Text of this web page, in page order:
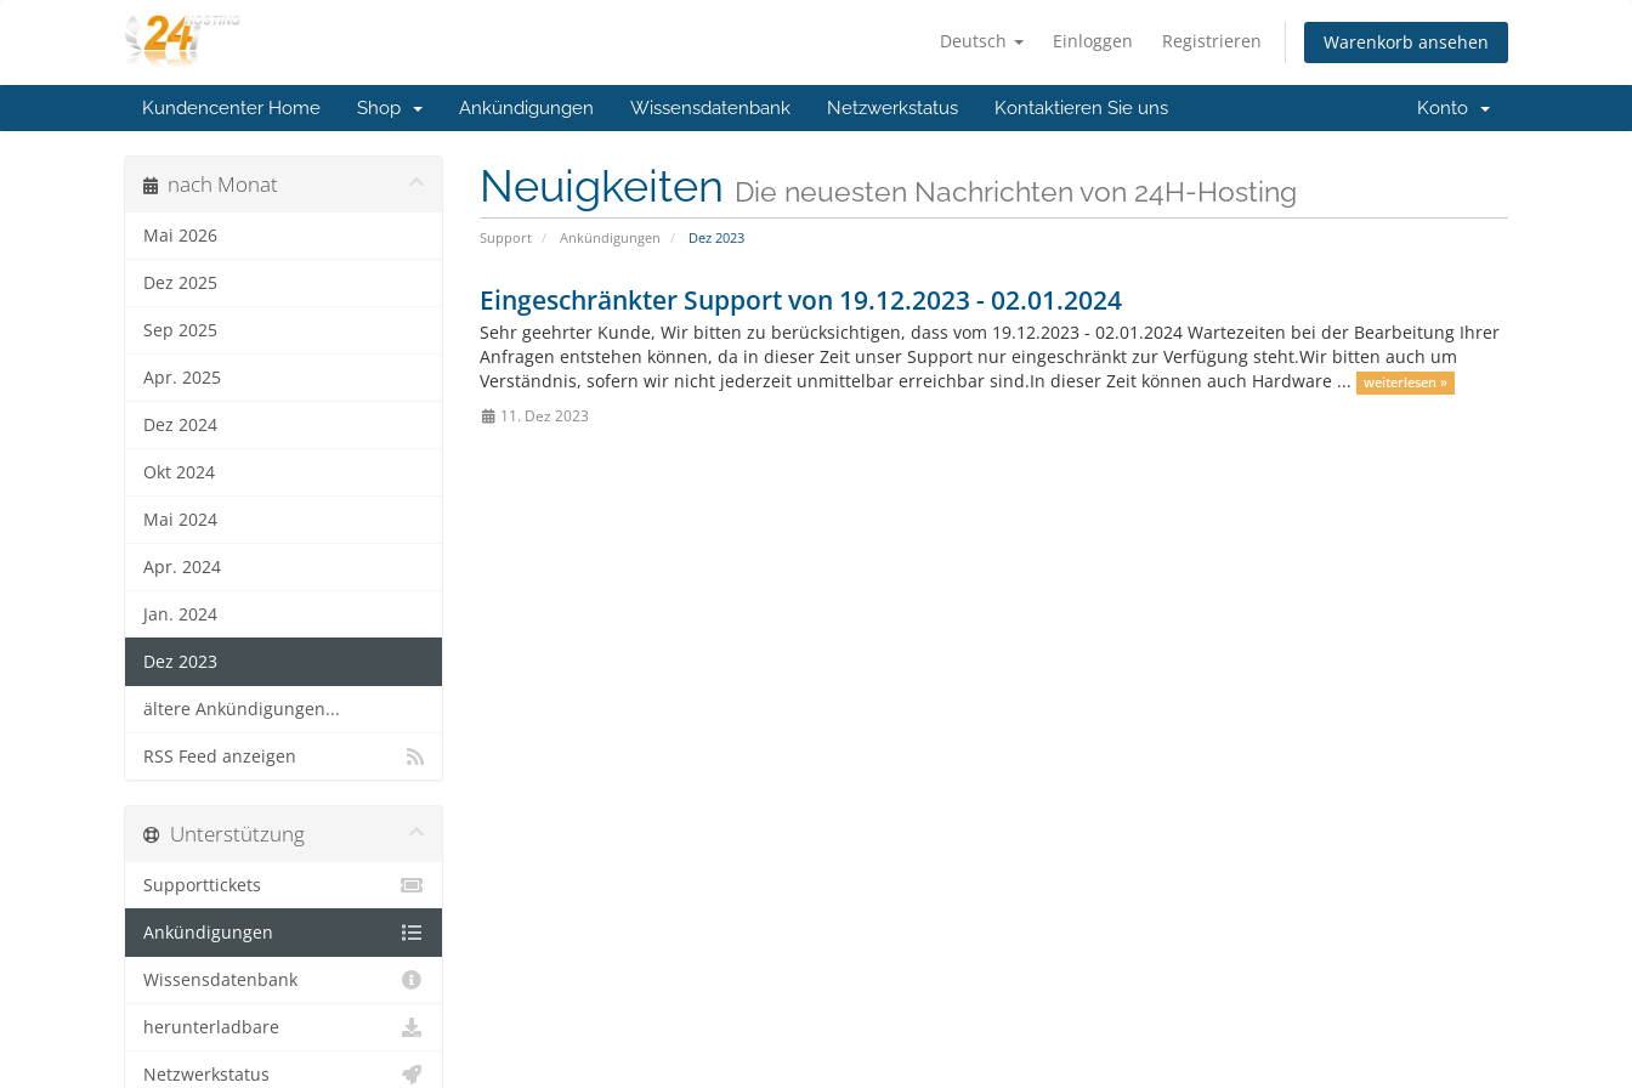
Deutsch Einloggen Registrieren Warenkorb ansehen
Kundencenter Home Shop Ankündigungen Wissensdatenbank Netzwerkstatus Kontaktieren Sie uns Konto
Neuigkeiten Die neuesten Nachrichten von 24H-Hosting
Support Ankündigungen Dez 2023
nach Monat
Mai 2026
Dez 2025
Sep 2025
Apr. 2025
Dez 2024
Okt 2024
Mai 2024
Apr. 2024
Jan. 2024
Dez 2023
ältere Ankündigungen...
RSS Feed anzeigen
Eingeschränkter Support von 19.12.2023 - 02.01.2024
Sehr geehrter Kunde, Wir bitten zu berücksichtigen, dass vom 19.12.2023 - 02.01.2024 Wartezeiten bei der Bearbeitung Ihrer
Anfragen entstehen können, da in dieser Zeit unser Support nur eingeschränkt zur Verfügung steht.Wir bitten auch um
Verständnis, sofern wir nicht jederzeit unmittelbar erreichbar sind.In dieser Zeit können auch Hardware ...
weiterlesen »
11. Dez 2023
Unterstützung
Supporttickets
Ankündigungen
Wissensdatenbank
herunterladbare
Netzwerkstatus